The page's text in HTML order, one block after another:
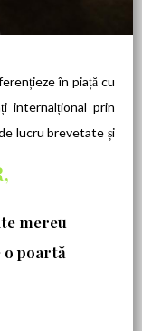
în piață cu
internalțional prin
lucru brevetate și
mereu
o poartă